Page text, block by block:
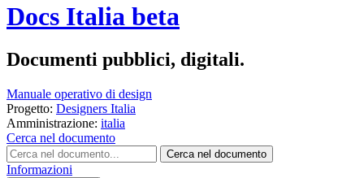
Docs Italia beta
Documenti pubblici, digitali.
Manuale operativo di design
Progetto: Designers Italia
Amministrazione: italia
Cerca nel documento
Cerca nel documento
Informazioni